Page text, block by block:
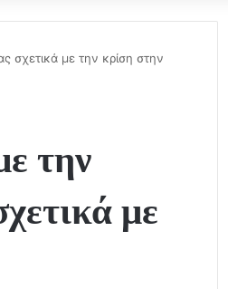
σχετικά με την κρίση στην
την
με